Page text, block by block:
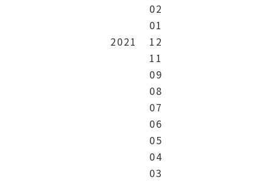
02
01
2021
12
11
09
08
07
06
05
04
03